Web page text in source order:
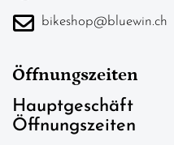
bikeshop@bluewin.ch
Öffnungszeiten
Hauptgeschäft
Öffnungszeiten